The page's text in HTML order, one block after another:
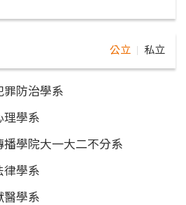
公立 私立
罪防治學系
理學系
播學院大一大二不分系
律學系
醫學系